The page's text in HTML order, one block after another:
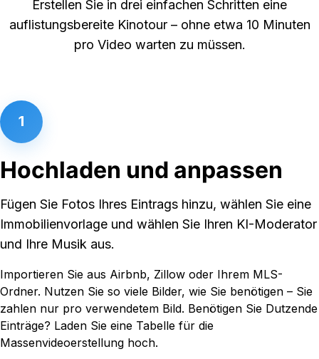
Erstellen Sie in drei einfachen Schritten eine
auflistungsbereite Kinotour – ohne etwa 10 Minuten
pro Video warten zu müssen.
1
Hochladen und anpassen
Fügen Sie Fotos Ihres Eintrags hinzu, wählen Sie eine
Immobilienvorlage und wählen Sie Ihren KI-Moderator
und Ihre Musik aus.
Importieren Sie aus Airbnb, Zillow oder Ihrem MLS-
Ordner. Nutzen Sie so viele Bilder, wie Sie benötigen – Sie
zahlen nur pro verwendetem Bild. Benötigen Sie Dutzende
Einträge? Laden Sie eine Tabelle für die
Massenvideoerstellung hoch.